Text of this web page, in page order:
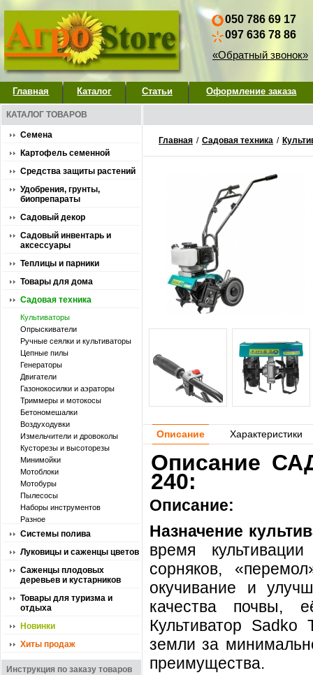
050 786 69 17
097 636 78 86
«Обратный звонок»
Главная Каталог Статьи Оформление заказа
КАТАЛОГ ТОВАРОВ
Семена
Картофель семенной
Средства защиты растений
Удобрения, грунты,
биопрепараты
Садовый декор
Садовый инвентарь и
аксессуары
Теплицы и парники
Товары для дома
Садовая техника
Культиваторы
Опрыскиватели
Ручные сеялки и культиваторы
Цепные пилы
Генераторы
Двигатели
Газонокосилки и аэраторы
Триммеры и мотокосы
Бетономешалки
Воздуходувки
Измельчители и дровоколы
Кусторезы и высоторезы
Минимойки
Мотоблоки
Мотобуры
Пылесосы
Наборы инструментов
Разное
Системы полива
Луковицы и саженцы цветов
Саженцы плодовых
деревьев и кустарников
Товары для туризма и
отдыха
Новинки
Хиты продаж
Инструкция по заказу товаров
Главная / Садовая техника /
Описание Характеристики
Описание
240:
Описание:
Назначение
время
сорняков,
окучивание и
качества почвы,
Культиватор Sadko
земли за
преимущества.